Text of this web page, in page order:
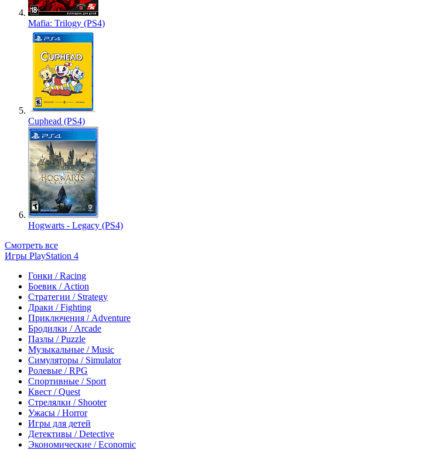
Mafia: Trilogy (PS4)
Cuphead (PS4)
Hogwarts - Legacy (PS4)
Смотреть все
Игры PlayStation 4
Гонки / Racing
Боевик / Action
Стратегии / Strategy
Драки / Fighting
Приключения / Adventure
Бродилки / Arcade
Пазлы / Puzzle
Музыкальные / Music
Симуляторы / Simulator
Ролевые / RPG
Спортивные / Sport
Квест / Quest
Стрелялки / Shooter
Ужасы / Horror
Игры для детей
Детективы / Detective
Экономические / Economic